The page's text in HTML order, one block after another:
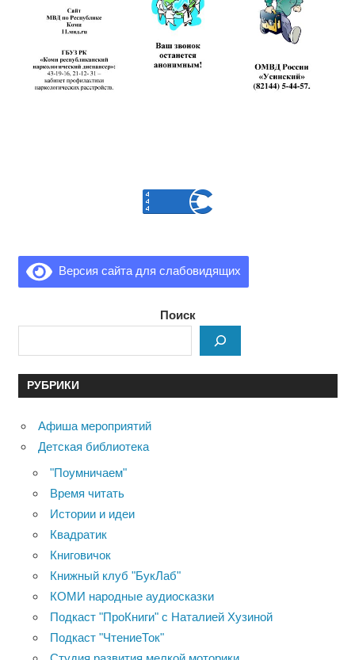
Версия сайта для слабовидящих
Поиск
РУБРИКИ
Афиша мероприятий
Детская библиотека
"Поумничаем"
Время читать
Истории и идеи
Квадратик
Книговичок
Книжный клуб "БукЛаб"
КОМИ народные аудиосказки
Подкаст "ПроКниги" с Наталией Хузиной
Подкаст "ЧтениеТок"